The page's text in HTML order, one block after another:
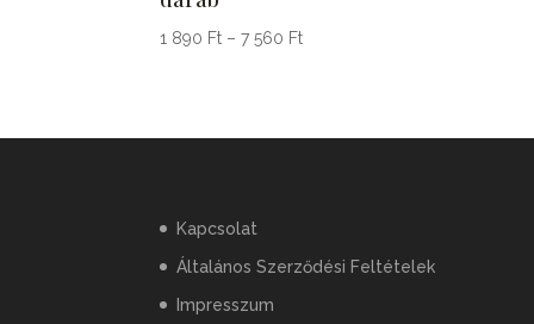
1 890 Ft – 7 560 FtÁrtartomány:
Kapcsolat
Általános Szerződési Feltételek
Impresszum